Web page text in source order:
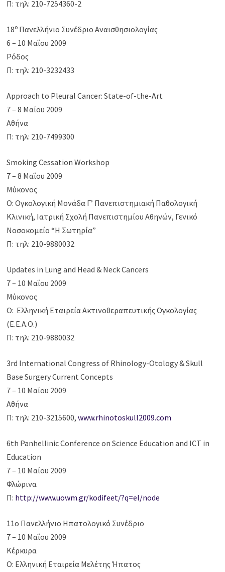
Π: τηλ: 210-7254360-2
18ο Πανελλήνιο Συνέδριο Αναισθησιολογίας
6 – 10 Μαΐου 2009
Ρόδος
Π: τηλ: 210-3232433
Approach to Pleural Cancer: State-of-the-Art
7 – 8 Μαΐου 2009
Αθήνα
Π: τηλ: 210-7499300
Smoking Cessation Workshop
7 – 8 Μαΐου 2009
Μύκονος
Ο: Ογκολογική Μονάδα Γ’ Πανεπιστημιακή Παθολογική
Κλινική, Ιατρική Σχολή Πανεπιστημίου Αθηνών, Γενικό
Νοσοκομείο “Η Σωτηρία”
Π: τηλ: 210-9880032
Updates in Lung and Head & Neck Cancers
7 – 10 Μαΐου 2009
Μύκονος
Ο: Ελληνική Εταιρεία Ακτινοθεραπευτικής Ογκολογίας
(Ε.Ε.Α.Ο.)
Π: τηλ: 210-9880032
3rd International Congress of Rhinology-Otology & Skull
Base Surgery Current Concepts
7 – 10 Μαΐου 2009
Αθήνα
Π: τηλ: 210-3215600,www.rhinotoskull2009.com
6th Panhellinic Conference on Science Education and ICT in
Education
7 – 10 Μαίου 2009
Φλώρινα
Π: http://www.uowm.gr/kodifeet/?q=el/node
11ο Πανελλήνιο Ηπατολογικό Συνέδριο
7 – 10 Μαΐου 2009
Κέρκυρα
Ο: Ελληνική Εταιρεία Μελέτης Ήπατος